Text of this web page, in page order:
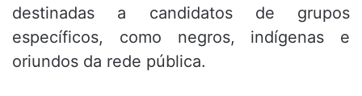
destinadas a candidatos de grupos
específicos, como negros, indígenas e
oriundos da rede pública.